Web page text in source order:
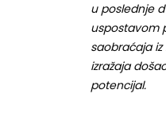
u poslednje
uspostavom
saobraćaja iz
izražaja
potencijal.